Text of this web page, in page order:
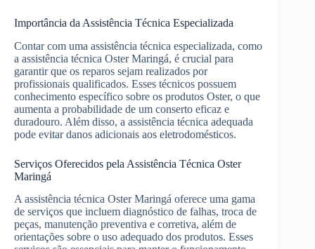
Importância da Assistência Técnica Especializada
Contar com uma assistência técnica especializada, como
a assistência técnica Oster Maringá, é crucial para
garantir que os reparos sejam realizados por
profissionais qualificados. Esses técnicos possuem
conhecimento específico sobre os produtos Oster, o que
aumenta a probabilidade de um conserto eficaz e
duradouro. Além disso, a assistência técnica adequada
pode evitar danos adicionais aos eletrodomésticos.
Serviços Oferecidos pela Assistência Técnica Oster
Maringá
A assistência técnica Oster Maringá oferece uma gama
de serviços que incluem diagnóstico de falhas, troca de
peças, manutenção preventiva e corretiva, além de
orientações sobre o uso adequado dos produtos. Esses